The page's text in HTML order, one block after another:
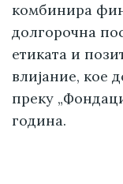
комбинира
долгорочна
етиката и
влијание, кое
преку
година.